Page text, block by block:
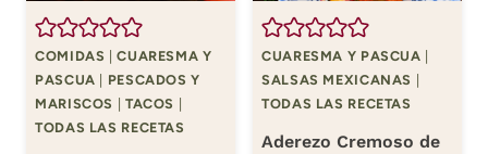
COMIDAS |CUARESMA Y
PASCUA
PESCADOS Y
MARISCOS
TACOS
TODAS LAS RECETAS
CUARESMA Y PASCUA
SALSAS MEXICANAS
TODAS LAS RECETAS
Aderezo Cremoso de